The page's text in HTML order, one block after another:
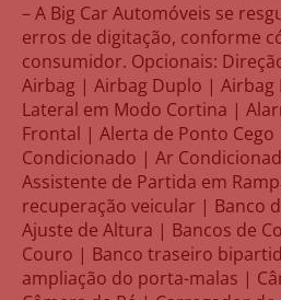
– A Big Car Automóveis se
erros de digitação, conforme
consumidor. Opcionais:
Airbag | Airbag Duplo | Airbag
Lateral em Modo Cortina |
Frontal | Alerta de Ponto
Condicionado | Ar
Assistente de Partida em
recuperação veicular | Banco
Ajuste de Altura | Bancos de
Couro | Banco traseiro
ampliação do porta-malas |